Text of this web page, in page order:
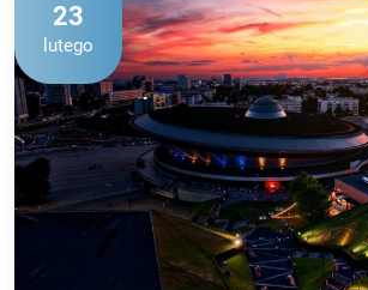
23
lutego